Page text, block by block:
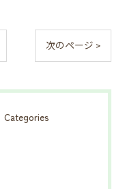
次のページ >
Categories